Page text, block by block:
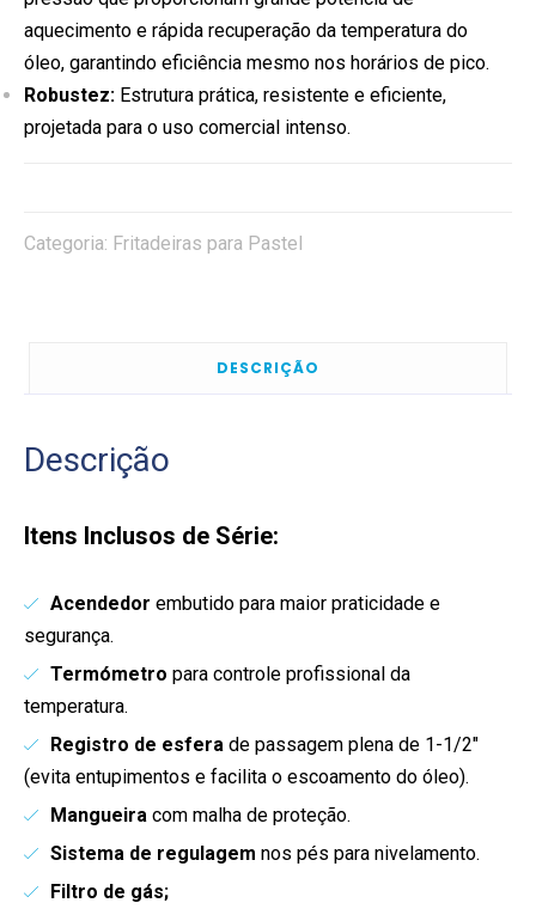
aquecimento e rápida recuperação da temperatura do
óleo, garantindo eficiência mesmo nos horários de pico.
Robustez: Estrutura prática, resistente e eficiente,
projetada para o uso comercial intenso.
Categoria: Fritadeiras para Pastel
DESCRIÇÃO
Descrição
Itens Inclusos de Série:
Acendedor embutido para maior praticidade e
segurança.
Termómetro para controle profissional da
temperatura.
Registro de esfera de passagem plena de 1-1/2″
(evita entupimentos e facilita o escoamento do óleo).
Mangueira com malha de proteção.
Sistema de regulagem nos pés para nivelamento.
Filtro de gás;